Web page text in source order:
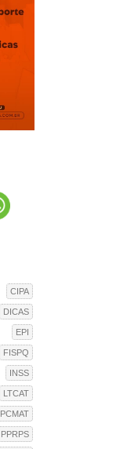
CIPA
DICAS
EPI
FISPQ
INSS
LTCAT
PCMAT
PPRPS